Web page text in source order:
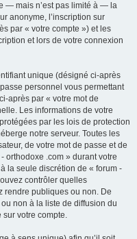
— mais n’est pas limité à — la
anonyme, l’inscription sur
par « votre compte ») et les
et lors de votre connexion
unique (désigné ci-après
personnel vous permettant
après par « votre mot de
Les informations de votre
par les lois de protection
notre serveur. Toutes les
de votre mot de passe et de
orthodoxe .com » durant votre
la seule discrétion de « forum -
contrôler quelles
rendre publiques ou non. De
non à la liste de diffusion du
votre compte.